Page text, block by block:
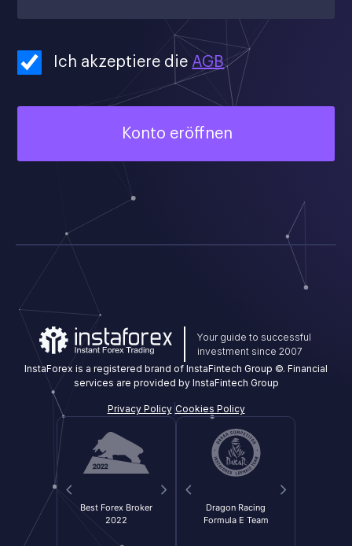
Ich akzeptiere die AGB
Konto eröffnen
Your guide to successful
investment since 2007
InstaForex is a registered brand of InstaFintech Group ©. Financial
services are provided by InstaFintech Group
Privacy Policy Cookies Policy
Best Forex Broker
2022
Best Affiliate
Program 2022
HKM Zvolen
Dragon Racing
Formula E Team